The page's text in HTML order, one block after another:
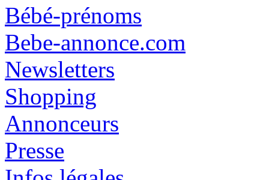
Bébé-prénoms
Bebe-annonce.com
Newsletters
Shopping
Annonceurs
Presse